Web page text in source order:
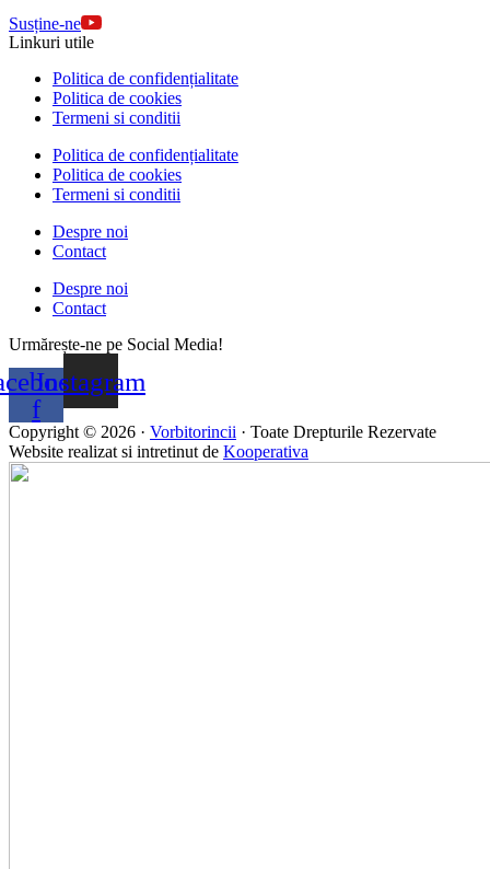
Susține-ne
Linkuri utile
Politica de confidențialitate
Politica de cookies
Termeni si conditii
Politica de confidențialitate
Politica de cookies
Termeni si conditii
Despre noi
Contact
Despre noi
Contact
Urmărește-ne pe Social Media!
f
Instagram
Copyright © 2026 · Vorbitorincii · Toate Drepturile Rezervate
Website realizat si intretinut de Kooperativa